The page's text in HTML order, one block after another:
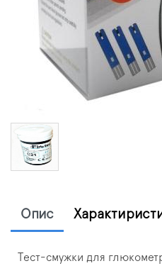
Опис
Тест-смужки для